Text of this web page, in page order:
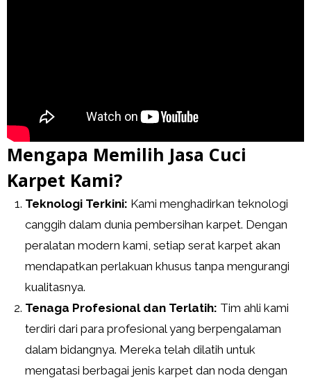
Mengapa Memilih Jasa Cuci
Karpet Kami?
Teknologi Terkini: Kami menghadirkan teknologi
canggih dalam dunia pembersihan karpet. Dengan
peralatan modern kami, setiap serat karpet akan
mendapatkan perlakuan khusus tanpa mengurangi
kualitasnya.
Tenaga Profesional dan Terlatih: Tim ahli kami
terdiri dari para profesional yang berpengalaman
dalam bidangnya. Mereka telah dilatih untuk
mengatasi berbagai jenis karpet dan noda dengan